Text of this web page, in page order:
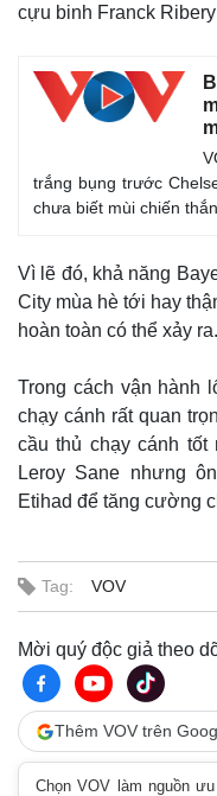
Thế giới
Hồ sơ
cựu binh Franck
trắng bụng trước
chưa biết mùi chiến
Vì lẽ đó, khả năng
City mùa hè tới hay
hoàn toàn có thể xảy ra.
Trong cách vận hành
chạy cánh rất quan
cầu thủ chạy cánh tốt
Leroy Sane nhưng
Etihad để tăng cường
Tag: VOV
Mời quý độc giả theo
Thêm VOV trên
Chọn VOV làm nguồn